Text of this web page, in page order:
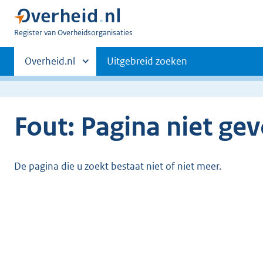
U
Register van Overheidsorganisaties
Primaire
navigatie
Andere
sites
Overheid.nl Uitgebreid zoeken
Fout: Pagina niet
De pagina die u zoekt bestaat niet of niet meer.